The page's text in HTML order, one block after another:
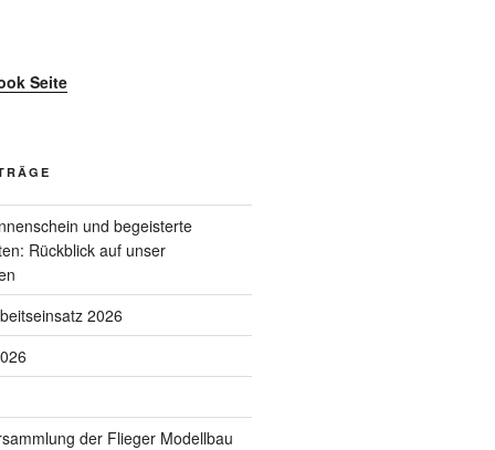
Seite
und begeisterte
Rückblick auf unser
2026
der Flieger Modellbau